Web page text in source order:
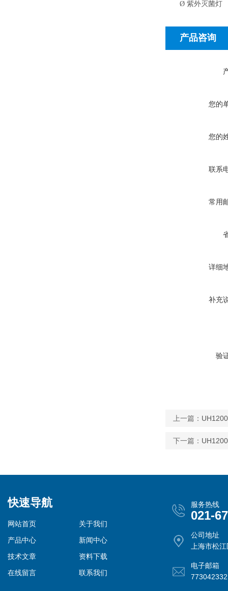
Ø 紫外灭菌灯
产品咨询
您的
您的
联系
常用
详细
补充
验
上一篇：
下一篇：
快速导航
网站首页
关于我们
产品中心
新闻中心
技术文章
资料下载
在线留言
联系我们
服务热线
021-
公司地址
上海市松
电子邮箱